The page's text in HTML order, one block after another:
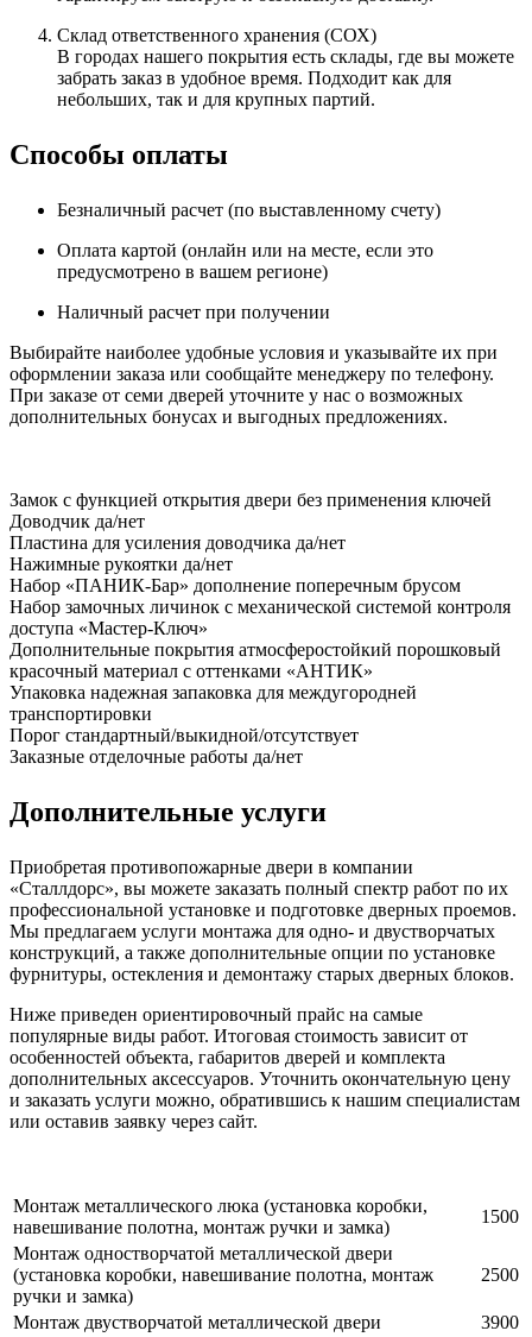
Склад ответственного хранения (СОХ)
В городах нашего покрытия есть склады, где вы можете
забрать заказ в удобное время. Подходит как для
небольших, так и для крупных партий.
Способы оплаты
Безналичный расчет (по выставленному счету)
Оплата картой (онлайн или на месте, если это
предусмотрено в вашем регионе)
Наличный расчет при получении
Выбирайте наиболее удобные условия и указывайте их при
оформлении заказа или сообщайте менеджеру по телефону.
При заказе от семи дверей уточните у нас о возможных
дополнительных бонусах и выгодных предложениях.
Замок с функцией открытия двери без применения ключей
Доводчик да/нет
Пластина для усиления доводчика да/нет
Нажимные рукоятки да/нет
Набор «ПАНИК-Бар» дополнение поперечным брусом
Набор замочных личинок с механической системой контроля
доступа «Мастер-Ключ»
Дополнительные покрытия атмосферостойкий порошковый
красочный материал с оттенками «АНТИК»
Упаковка надежная запаковка для междугородней
транспортировки
Порог стандартный/выкидной/отсутствует
Заказные отделочные работы да/нет
Дополнительные услуги
Приобретая противопожарные двери в компании
«Сталлдорс», вы можете заказать полный спектр работ по их
профессиональной установке и подготовке дверных проемов.
Мы предлагаем услуги монтажа для одно- и двустворчатых
конструкций, а также дополнительные опции по установке
фурнитуры, остекления и демонтажу старых дверных блоков.
Ниже приведен ориентировочный прайс на самые
популярные виды работ. Итоговая стоимость зависит от
особенностей объекта, габаритов дверей и комплекта
дополнительных аксессуаров. Уточнить окончательную цену
и заказать услуги можно, обратившись к нашим специалистам
или оставив заявку через сайт.
Монтаж металлического люка (установка коробки,
навешивание полотна, монтаж ручки и замка)
1500
Монтаж одностворчатой металлической двери
(установка коробки, навешивание полотна, монтаж
ручки и замка)
2500
Монтаж двустворчатой металлической двери
3900